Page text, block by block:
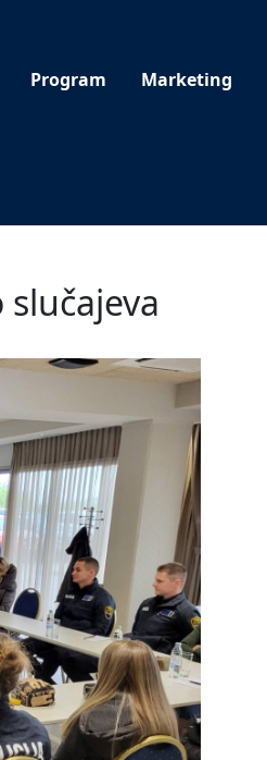
Program Marketing